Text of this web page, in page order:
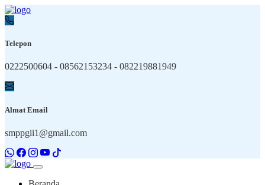
Telepon
0222500604 - 08562153234 - 082219881949
Almat Email
smppgii1@gmail.com